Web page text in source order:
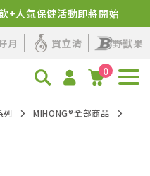
+人氣保健活動即將開始
月 買立清
野獸果
0
列
MIHONG®全部商品